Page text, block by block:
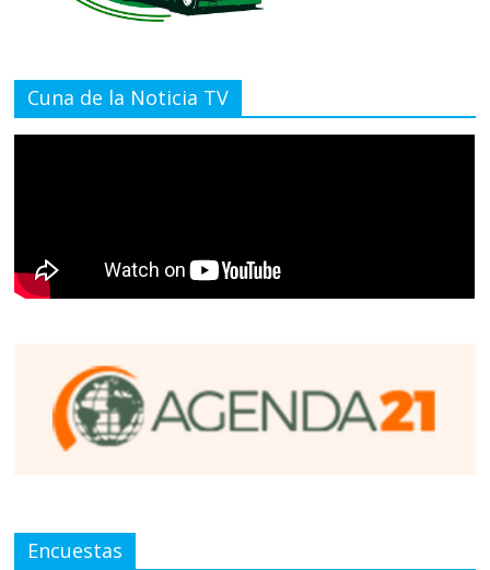
Cuna de la Noticia TV
Encuestas